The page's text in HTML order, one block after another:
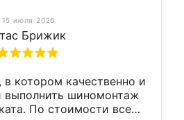
15 июля 2026
Брижик
котором качественно и
выполнить шиномонтаж
По стоимости все